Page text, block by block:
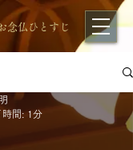
念仏ひとすじ
時間: 1分